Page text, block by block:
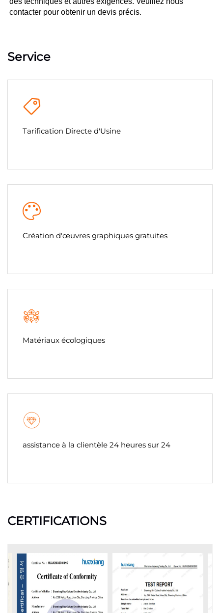
contacter pour obtenir un devis précis.
Service
Tarification Directe d'Usine
Création d'œuvres graphiques gratuites
Matériaux écologiques
assistance à la clientèle 24 heures sur 24
CERTIFICATIONS